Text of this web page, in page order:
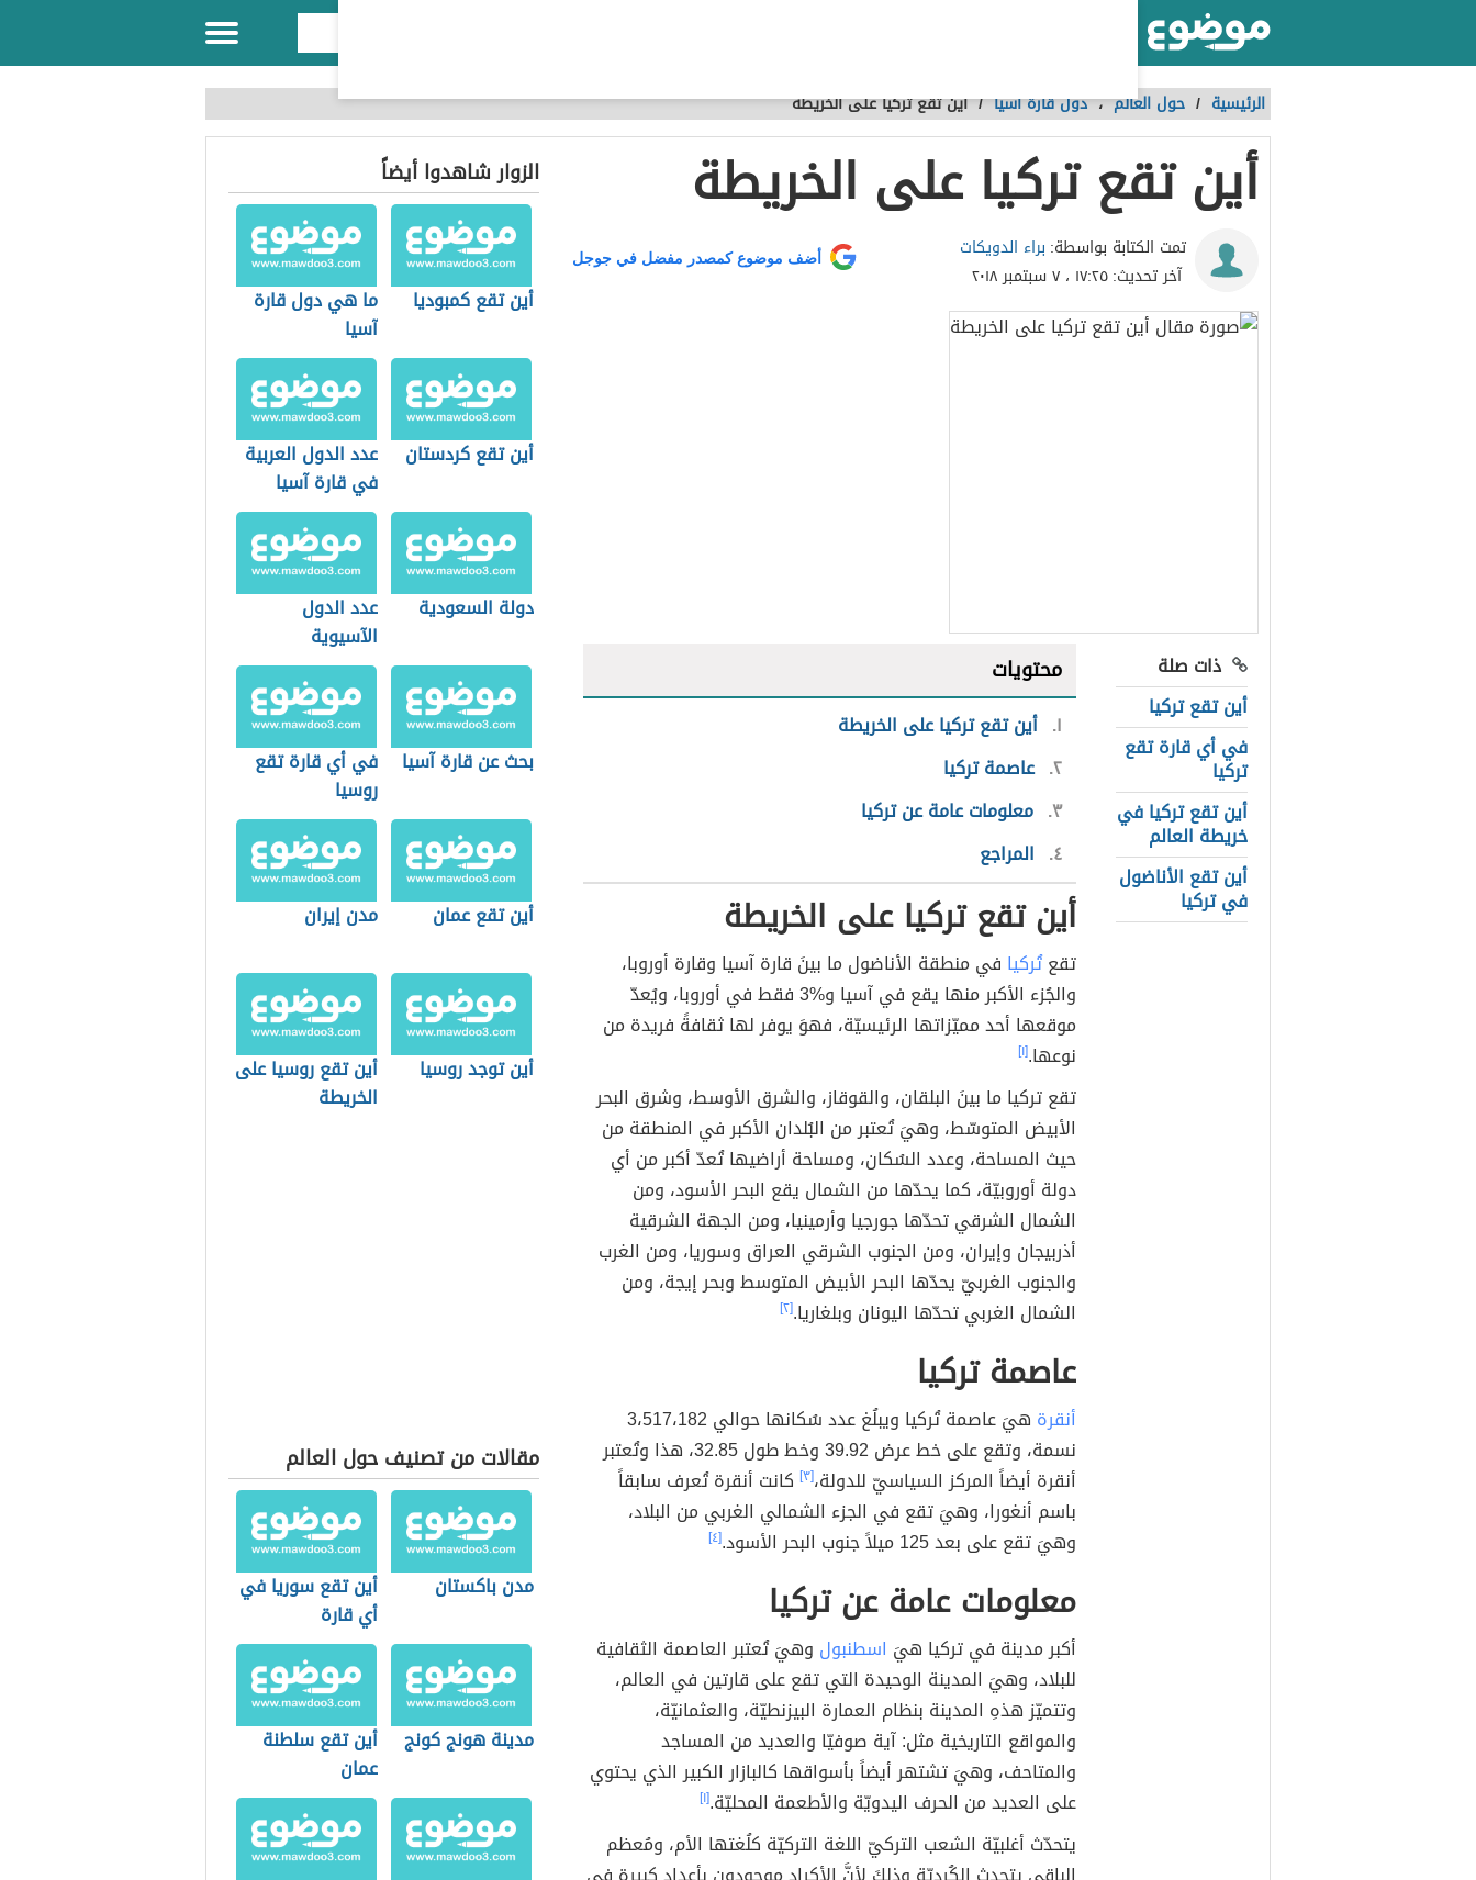
الرئيسية / حول العالم،دول قارة آسيا /أين تقع تركيا على الخريطة
أين تقع تركيا على الخريطة
تمت الكتابة بواسطة: براء الدويكات
آخر تحديث:١٧:٢٥ ، ٧ سبتمبر ٢٠١٨
أضف موضوع كمصدر مفضل في جوجل
ذات صلة
أين تقع تركيا
في أي قارة تقع
تركيا
أين تقع تركيا في
خريطة العالم
أين تقع الأناضول
في تركيا
محتويات
١ أين تقع تركيا على الخريطة
٢ عاصمة تركيا
٣ معلومات عامة عن تركيا
٤ المراجع
أين تقع تركيا على الخريطة
تقعتُركيا في منطقة الأناضول ما بينَ قارة آسيا وقارة أوروبا،
والجُزء الأكبر منها يقع في آسيا و%3 فقط في أوروبا، ويُعدّ
موقعها أحد مميّزاتها الرئيسيّة، فهوَ يوفر لها ثقافةً فريدة من
نوعها.[١]
تقع تركيا ما بينَ البلقان، والقوقاز، والشرق الأوسط، وشرق البحر
الأبيض المتوسّط، وهيَ تُعتبر من البُلدان الأكبر في المنطقة من
حيث المساحة، وعدد السُكان، ومساحة أراضيها تُعدّ أكبر من أي
دولة أوروبيّة، كما يحدّها من الشمال يقع البحر الأسود، ومن
الشمال الشرقي تحدّها جورجيا وأرمينيا، ومن الجهة الشرقية
أذربيجان وإيران، ومن الجنوب الشرقي العراق وسوريا، ومن الغرب
والجنوب الغربيّ يحدّها البحر الأبيض المتوسط وبحر إيجة، ومن
الشمال الغربي تحدّها اليونان وبلغاريا.[٢]
عاصمة تركيا
أنقرة
هيَ عاصمة تُركيا ويبلُغ عدد سُكانها حوالي 3،517،182
نسمة، وتقع على خط عرض 39.92 وخط طول 32.85، هذا وتُعتبر
أنقرة أيضاً المركز السياسيّ للدولة،[٣]
كانت أنقرة تُعرف سابقاً
باسم أنغورا، وهيَ تقع في الجزء الشمالي الغربي من البلاد،
وهيَ تقع على بعد 125 ميلاً جنوب البحر الأسود.
[٤]
معلومات عامة عن تركيا
أكبر مدينة في تركيا هيَ اسطنبول وهيَ تُعتبر العاصمة الثقافية
للبلاد، وهيَ المدينة الوحيدة التي تقع على قارتين في العالم،
وتتميّز هذهِ المدينة بنظام العمارة البيزنطيّة، والعثمانيّة،
والمواقع التاريخية مثل: آية صوفيّا والعديد من المساجد
والمتاحف، وهيَ تشتهر أيضاً بأسواقها كالبازار الكبير الذي يحتوي
على العديد من الحرف اليدويّة والأطعمة المحليّة.[١]
يتحدّث أغلبيّة الشعب التركيّ اللغة التركيّة كلُغتها الأم، ومُعظم
الزوار شاهدوا أيضاً
أين تقع كمبوديا
ما هي دول قارة
آسيا
أين تقع كردستان
عدد الدول العربية
في قارة آسيا
دولة السعودية
عدد الدول
الآسيوية
بحث عن قارة آسيا
في أي قارة تقع
روسيا
أين تقع عمان مدن إيران
أين توجد روسيا
أين تقع روسيا على
الخريطة
مقالات من تصنيف حول العالم
مدن باكستان
أين تقع سوريا في
أي قارة
مدينة هونج كونج
أين تقع سلطنة
عمان